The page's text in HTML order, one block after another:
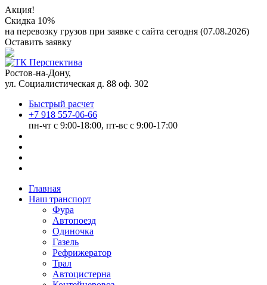
Акция!
Скидка 10%
на перевозку грузов при заявке с сайта сегодня (07.08.2026)
Оставить заявку
Ростов-на-Дону,
ул. Социалистическая д. 88 оф. 302
Быстрый расчет
+7 918 557-06-66
пн-чт с 9:00-18:00, пт-вс с 9:00-17:00
Главная
Наш транспорт
Фура
Автопоезд
Одиночка
Газель
Рефрижератор
Трал
Автоцистерна